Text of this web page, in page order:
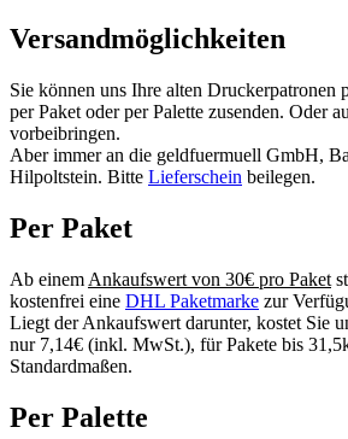
Versandmöglichkeiten
Sie können uns Ihre alten Druckerpatronen
per Paket oder per Palette zusenden. Oder
vorbeibringen.
Aber immer an die geldfuermuell GmbH,
Hilpoltstein. Bitte Lieferschein beilegen.
Per Paket
Ab einem Ankaufswert von 30€ pro Paket
kostenfrei eine DHL Paketmarke zur
Liegt der Ankaufswert darunter, kostet Sie
nur 7,14€ (inkl. MwSt.), für Pakete bis
Standardmaßen.
Per Palette